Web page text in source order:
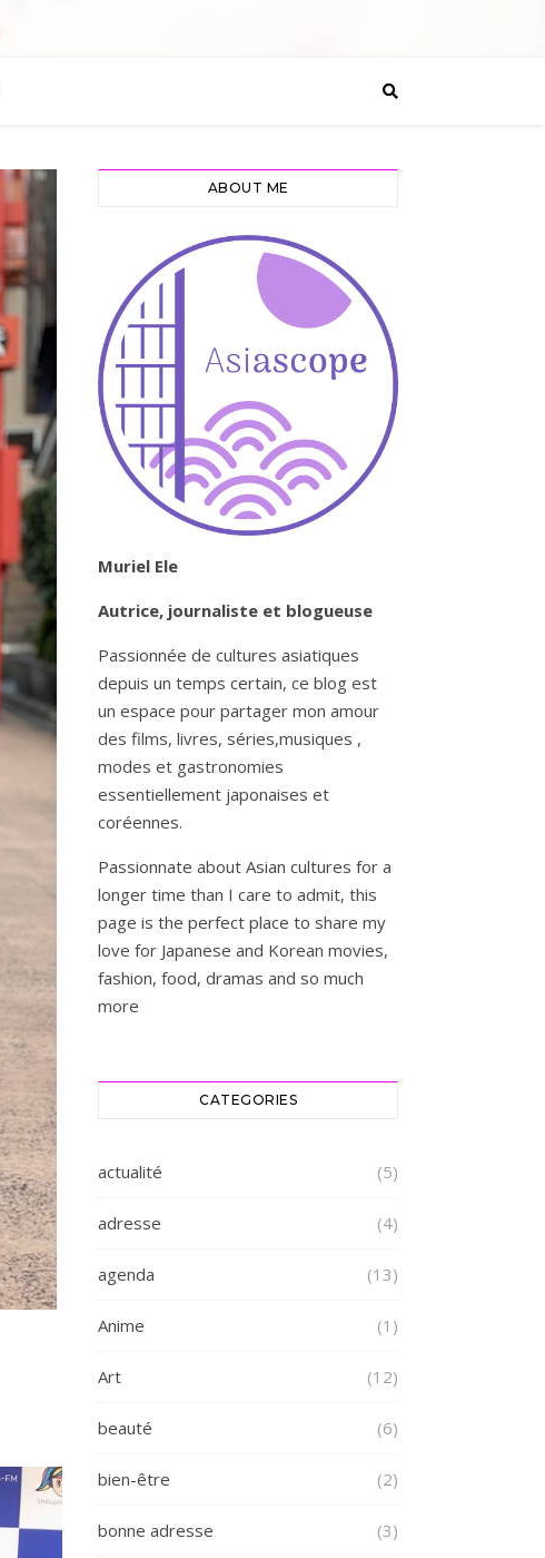
ABOUT ME
Muriel Ele
Autrice, journaliste et blogueuse
Passionnée de cultures asiatiques
depuis un temps certain, ce blog est
un espace pour partager mon amour
des films, livres, séries,musiques ,
modes et gastronomies
essentiellement japonaises et
coréennes.
Passionnate about Asian cultures for a
longer time than I care to admit, this
page is the perfect place to share my
love for Japanese and Korean movies,
fashion, food, dramas and so much
more
CATEGORIES
actualité (5)
adresse (4)
agenda (13)
Anime (1)
Art (12)
beauté (6)
bien-être (2)
bonne adresse (3)